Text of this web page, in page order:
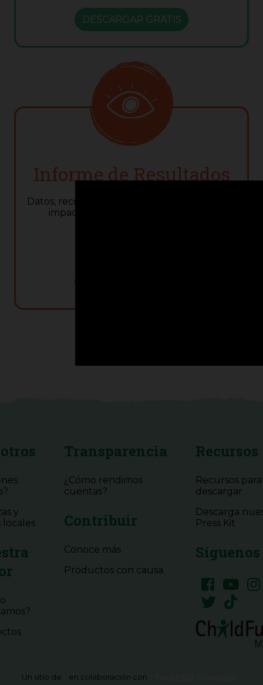
DESCARGAR GRATIS
Informe de Resultados
Datos, recomendaciones y hallazgos sobre el
impacto de Juega Conmigo México.
y
locales
Transparencia
¿Cómo rendimos
cuentas?
Contribuir
Conoce más
Productos con causa
Recursos
Recursos para
descargar
Descarga
Press Kit
Síguenos
Un sitio de:
en colaboración con